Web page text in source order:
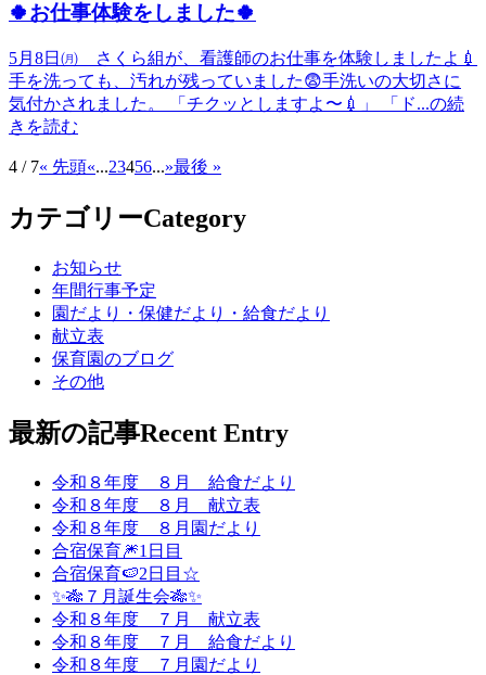
🍀お仕事体験をしました🍀
5月8日㈪ さくら組が、看護師のお仕事を体験しましたよ💉
手を洗っても、汚れが残っていました😨手洗いの大切さに
気付かされました。 「チクッとしますよ〜💉」 「ド...の続
きを読む
4 / 7« 先頭«...23456...»最後 »
カテゴリーCategory
お知らせ
年間行事予定
園だより・保健だより・給食だより
献立表
保育園のブログ
その他
最新の記事Recent Entry
令和８年度 ８月 給食だより
令和８年度 ８月 献立表
令和８年度 ８月園だより
合宿保育🎆1日目
合宿保育🍉2日目☆
✨🎋７月誕生会🎋✨
令和８年度 ７月 献立表
令和８年度 ７月 給食だより
令和８年度 ７月園だより